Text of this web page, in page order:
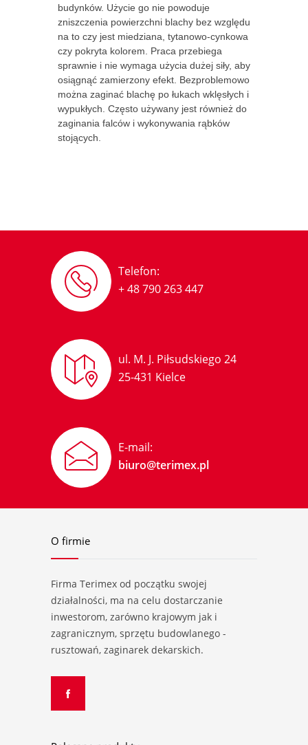
budynków. Użycie go nie powoduje
zniszczenia powierzchni blachy bez względu
na to czy jest miedziana, tytanowo-cynkowa
czy pokryta kolorem. Praca przebiega
sprawnie i nie wymaga użycia dużej siły, aby
osiągnąć zamierzony efekt. Bezproblemowo
można zaginać blachę po łukach wklęsłych i
wypukłych. Często używany jest również do
zaginania falców i wykonywania rąbków
stojących.
Telefon:
+ 48 790 263 447
ul. M. J. Piłsudskiego 24
25-431 Kielce
E-mail:
biuro@terimex.pl
O firmie
Firma Terimex od początku swojej
działalności, ma na celu dostarczanie
inwestorom, zarówno krajowym jak i
zagranicznym, sprzętu budowlanego -
rusztowań, zaginarek dekarskich.